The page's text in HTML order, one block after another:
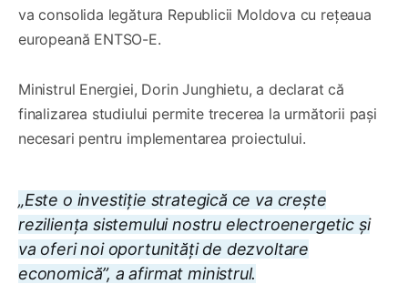
va consolida legătura Republicii Moldova cu rețeaua
europeană ENTSO-E.
Ministrul Energiei, Dorin Junghietu, a declarat că
finalizarea studiului permite trecerea la următorii pași
necesari pentru implementarea proiectului.
„Este o investiție strategică ce va crește
reziliența sistemului nostru electroenergetic și
va oferi noi oportunități de dezvoltare
economică”, a afirmat ministrul.